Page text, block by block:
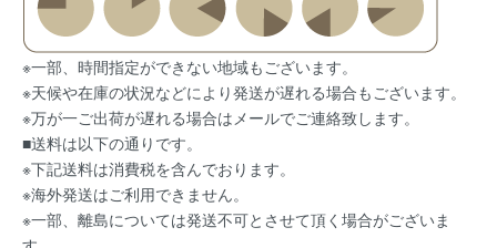
※一部、時間指定ができない地域もございます。
※天候や在庫の状況などにより発送が遅れる場合もございます。
※万が一ご出荷が遅れる場合はメールでご連絡致します。
■送料は以下の通りです。
※下記送料は消費税を含んでおります。
※海外発送はご利用できません。
※一部、離島については発送不可とさせて頂く場合がございま